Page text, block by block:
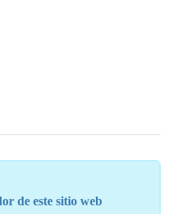
de este sitio web